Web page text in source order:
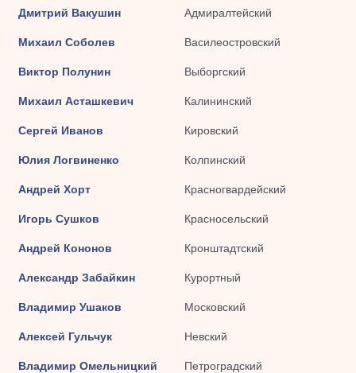
Дмитрий Вакушин Адмиралтейский
Михаил Соболев Василеостровский
Виктор Полунин Выборгский
Михаил Асташкевич Калининский
Сергей Иванов Кировский
Юлия Логвиненко Колпинский
Андрей Хорт Красногвардейский
Игорь Сушков Красносельский
Андрей Кононов Кронштадтский
Александр Забайкин Курортный
Владимир Ушаков Московский
Алексей Гульчук Невский
Владимир Омельницкий Петроградский